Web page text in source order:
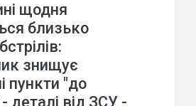
щодня
близько
знищує
пункти "до
деталі від ЗСУ -